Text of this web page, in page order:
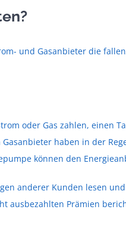
und Gasanbieter die
oder Gas zahlen, einen
haben in der
können den
anderer Kunden lesen
ausbezahlten Prämien